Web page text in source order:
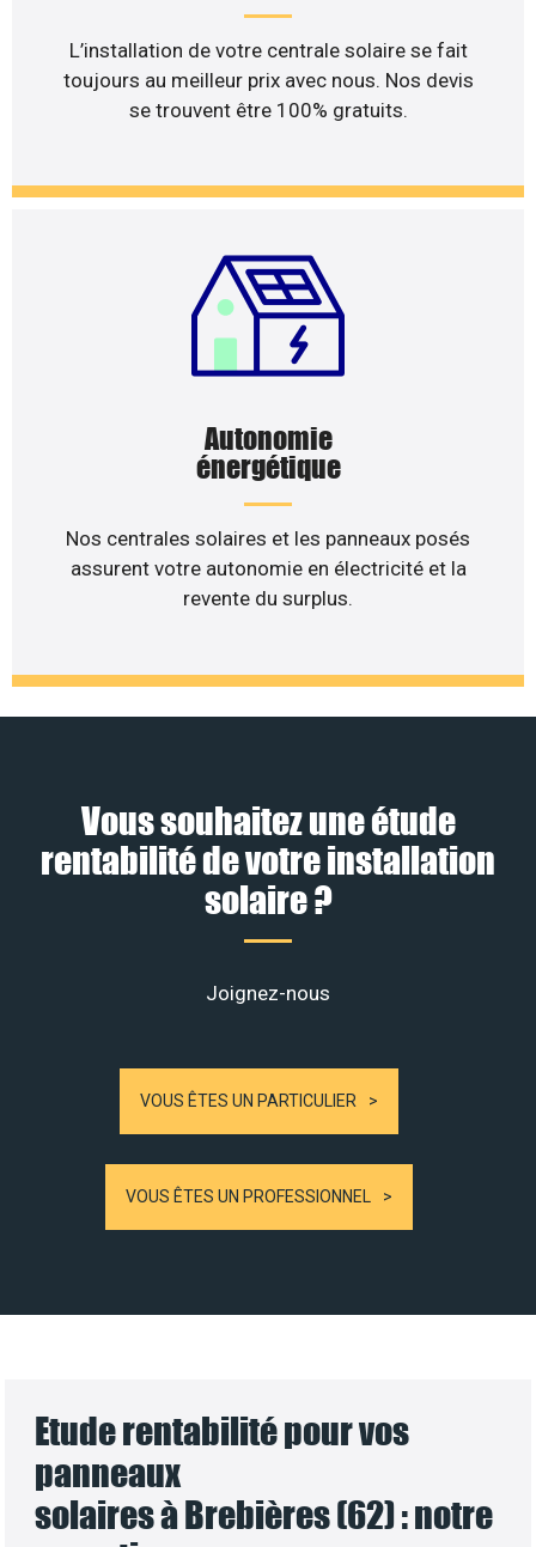
L’installation de votre centrale solaire se fait
toujours au meilleur prix avec nous. Nos devis
se trouvent être 100% gratuits.
Autonomie
énergétique
Nos centrales solaires et les panneaux posés
assurent votre autonomie en électricité et la
revente du surplus.
Vous souhaitez une étude
rentabilité de votre installation
solaire ?
Joignez-nous
VOUS ÊTES UN PARTICULIER
VOUS ÊTES UN PROFESSIONNEL
Etude rentabilité pour vos
panneaux
solaires à Brebières (62) : notre